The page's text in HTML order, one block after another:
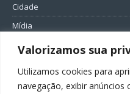
Valorizamos sua
Utilizamos cookies para
navegação, exibir anúncios
Cidade
Mídia
Entretenimento
Política